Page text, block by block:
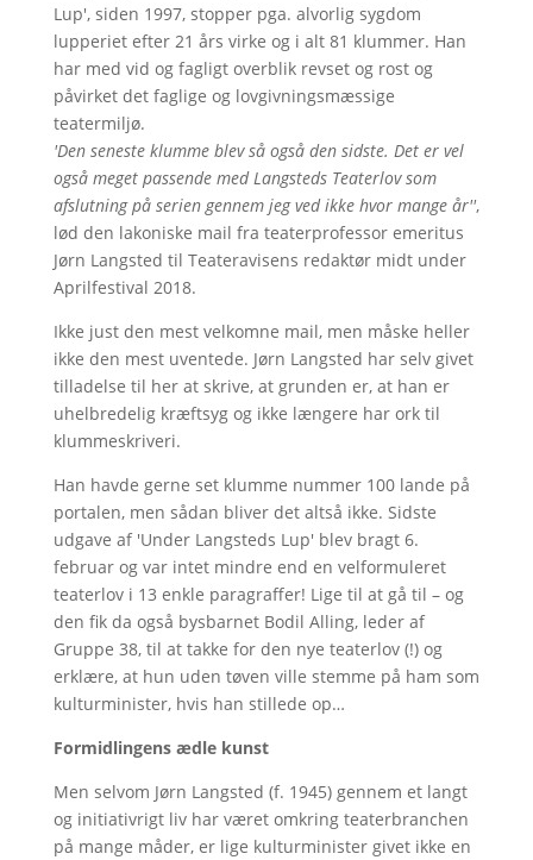
Lup', siden 1997, stopper pga. alvorlig sygdom
lupperiet efter 21 års virke og i alt 81 klummer. Han
har med vid og fagligt overblik revset og rost og
påvirket det faglige og lovgivningsmæssige
teatermiljø.
'Den seneste klumme blev så også den sidste. Det er vel
også meget passende med Langsteds Teaterlov som
afslutning på serien gennem jeg ved ikke hvor mange år'',
lød den lakoniske mail fra teaterprofessor emeritus
Jørn Langsted til Teateravisens redaktør midt under
Aprilfestival 2018.
Ikke just den mest velkomne mail, men måske heller
ikke den mest uventede. Jørn Langsted har selv givet
tilladelse til her at skrive, at grunden er, at han er
uhelbredelig kræftsyg og ikke længere har ork til
klummeskriveri.
Han havde gerne set klumme nummer 100 lande på
portalen, men sådan bliver det altså ikke. Sidste
udgave af 'Under Langsteds Lup' blev bragt 6.
februar og var intet mindre end en velformuleret
teaterlov i 13 enkle paragraffer! Lige til at gå til – og
den fik da også bysbarnet Bodil Alling, leder af
Gruppe 38, til at takke for den nye teaterlov (!) og
erklære, at hun uden tøven ville stemme på ham som
kulturminister, hvis han stillede op…
Formidlingens ædle kunst
Men selvom Jørn Langsted (f. 1945) gennem et langt
og initiativrigt liv har været omkring teaterbranchen
på mange måder, er lige kulturminister givet ikke en